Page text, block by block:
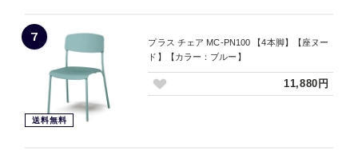
7
送料無料
プラス チェア MC-PN100 【4本脚】【座ヌー
ド】【カラー：ブルー】
11,880円